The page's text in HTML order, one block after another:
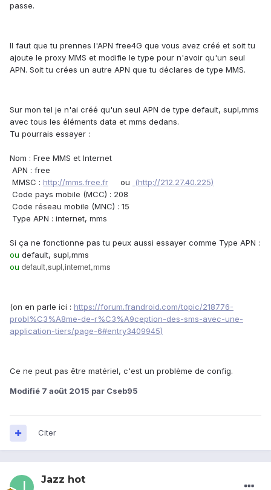
passe.
Il faut que tu prennes l'APN free4G que vous avez créé et soit tu
ajoute le proxy MMS et modifie le type pour n'avoir qu'un seul
APN. Soit tu crées un autre APN que tu déclares de type MMS.
Sur mon tel je n'ai créé qu'un seul APN de type default, supl,mms
avec tous les éléments data et mms dedans.
Tu pourrais essayer :
Nom : Free MMS et Internet
APN : free
MMSC : http://mms.free.fr ou
(http://212.27.40.225)
Code pays mobile (MCC) : 208
Code réseau mobile (MNC) : 15
Type APN : internet, mms
Si ça ne fonctionne pas tu peux aussi essayer comme Type APN :
ou default, supl,mms
ou default,supl,internet,mms
(on en parle ici : https://forum.frandroid.com/topic/218776-
probl%C3%A8me-de-r%C3%A9ception-des-sms-avec-une-
application-tiers/page-6#entry3409945)
Ce ne peut pas être matériel, c'est un problème de config.
Modifié 7 août 2015 par Cseb95
Citer
Jazz hot